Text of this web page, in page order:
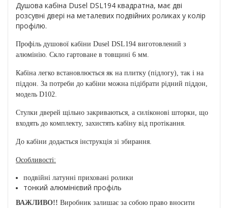
Душова кабіна Dusel DSL194 квадратна, має дві
розсувні двері на металевих подвійних роликах у колір
профілю.
Профіль душової кабіни Dusel DSL194 виготовлений з
алюмінію. Скло гартоване в товщині 6 мм.
Кабіна легко встановлюється як на плитку (підлогу), так і на
піддон. За потреби до кабіни можна підібрати рідний піддон,
модель D102.
Стулки дверей щільно закриваються, а силіконові шторки, що
входять до комплекту, захистять кабіну від протікання.
До кабіни додається інструкція зі збирання.
Особливості:
подвійні латунні приховані ролики
тонкий алюмінієвий профіль
ВАЖЛИВО!! Виробник залишає за собою право вносити